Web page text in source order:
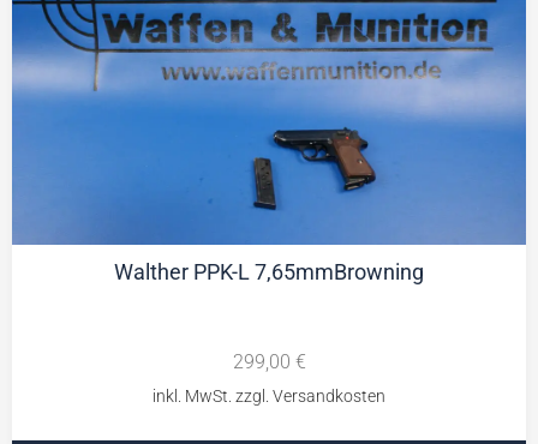
Walther PPK-L 7,65mmBrowning
299,00 €